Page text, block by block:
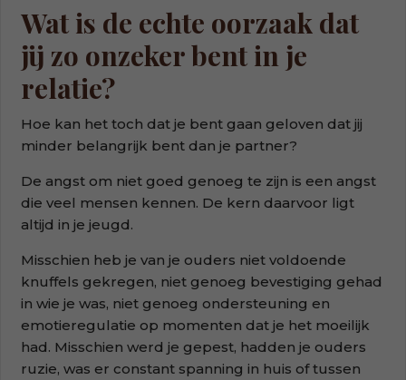
Wat is de echte oorzaak dat
jij zo onzeker bent in je
relatie?
Hoe kan het toch dat je bent gaan geloven dat jij
minder belangrijk bent dan je partner?
De angst om niet goed genoeg te zijn is een angst
die veel mensen kennen. De kern daarvoor ligt
altijd in je jeugd.
Misschien heb je van je ouders niet voldoende
knuffels gekregen, niet genoeg bevestiging gehad
in wie je was, niet genoeg ondersteuning en
emotieregulatie op momenten dat je het moeilijk
had. Misschien werd je gepest, hadden je ouders
ruzie, was er constant spanning in huis of tussen